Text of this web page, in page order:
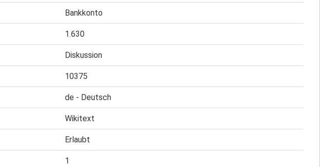
Bankkonto
1.630
Diskussion
10375
de - Deutsch
Wikitext
Erlaubt
1